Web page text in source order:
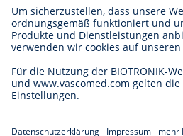
Karriere bei BIOTRONIK
Einstieg
Bewerbung
Karrierechancen